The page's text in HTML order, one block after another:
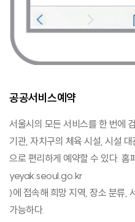
공공서비스예약
서울시의 모든 서비스를 한 번에
기관, 자치구의 체육 시설, 시설
으로 편리하게 예약할 수 있다. 홈
yeyak.seoul.go.kr
)에 접속해 희망 지역, 장소 분류,
가능하다.